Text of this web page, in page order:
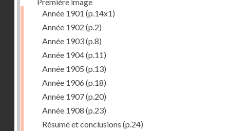
Année 1901 (p.14x1)
Année 1902 (p.2)
Année 1903(p.8)
Année 1904(p.11)
Année 1905 (p.13)
Année 1906 (p.18)
Année 1907(p.20)
Année 1908 (p.23)
Résumé et conclusions (p.24)